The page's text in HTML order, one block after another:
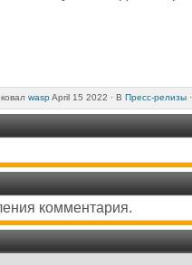
waspApril 15 2022 · В Пресс-релизы·
комментария.